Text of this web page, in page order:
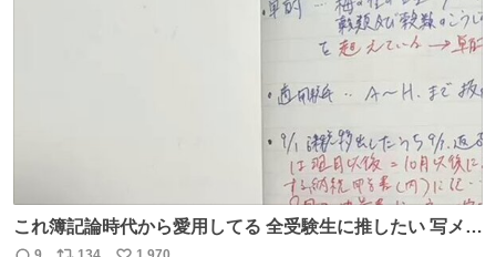
これ簿記論時代から愛用してる 全受験生に推したい 写メし